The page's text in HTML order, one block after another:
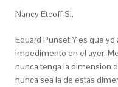
Nancy Etcoff Si.
Eduard Punset Y es que
impedimento en el ayer.
nunca tenga la dimension
nunca sea la de estas